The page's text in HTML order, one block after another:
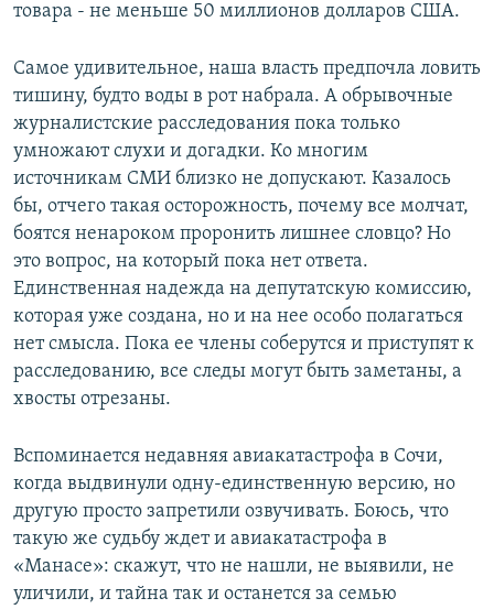
товара - не меньше 50 миллионов долларов США.
Самое удивительное, наша власть предпочла ловить
тишину, будто воды в рот набрала. А обрывочные
журналистские расследования пока только
умножают слухи и догадки. Ко многим
источникам СМИ близко не допускают. Казалось
бы, отчего такая осторожность, почему все молчат,
боятся ненароком проронить лишнее словцо? Но
это вопрос, на который пока нет ответа.
Единственная надежда на депутатскую комиссию,
которая уже создана, но и на нее особо полагаться
нет смысла. Пока ее члены соберутся и приступят к
расследованию, все следы могут быть заметаны, а
хвосты отрезаны.
Вспоминается недавняя авиакатастрофа в Сочи,
когда выдвинули одну-единственную версию, но
другую просто запретили озвучивать. Боюсь, что
такую же судьбу ждет и авиакатастрофа в
«Манасе»: скажут, что не нашли, не выявили, не
уличили, и тайна так и останется за семью